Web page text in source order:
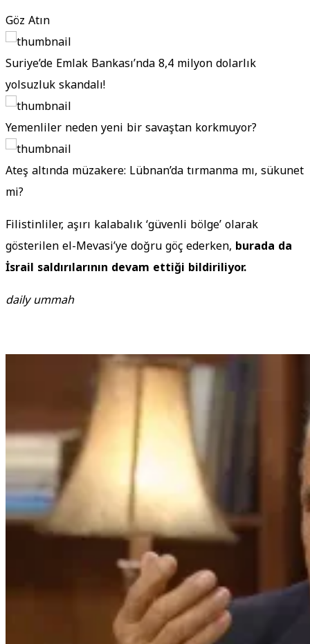
Göz Atın
Suriye’de Emlak Bankası’nda 8,4 milyon dolarlık
yolsuzluk skandalı!
Yemenliler neden yeni bir savaştan korkmuyor?
Ateş altında müzakere: Lübnan’da tırmanma mı, sükunet
mi?
Filistinliler, aşırı kalabalık ‘güvenli bölge’ olarak
gösterilen el-Mevasi’ye doğru göç ederken, burada da
İsrail saldırılarının devam ettiği bildiriliyor.
daily ummah